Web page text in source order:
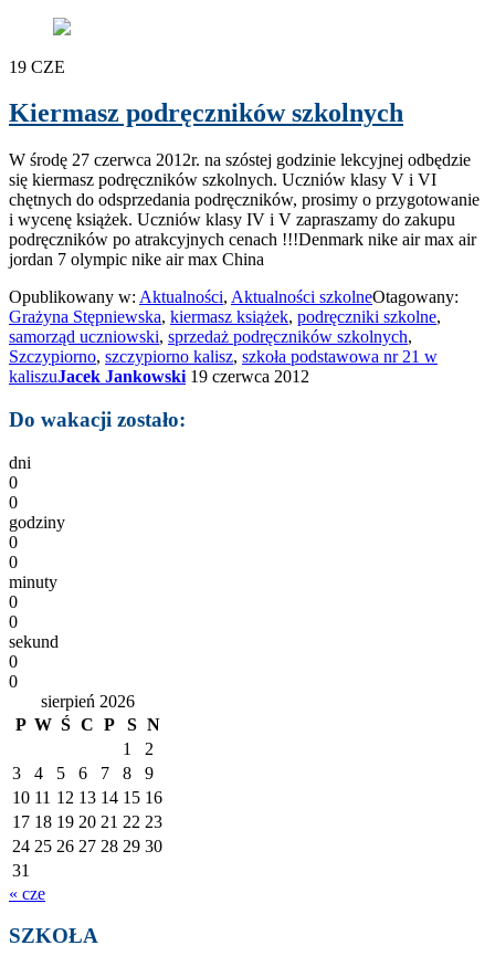
19 CZE
Kiermasz podręczników szkolnych
W środę 27 czerwca 2012r. na szóstej godzinie lekcyjnej odbędzie
się kiermasz podręczników szkolnych. Uczniów klasy V i VI
chętnych do odsprzedania podręczników, prosimy o przygotowanie
i wycenę książek. Uczniów klasy IV i V zapraszamy do zakupu
podręczników po atrakcyjnych cenach !!!Denmark nike air max air
jordan 7 olympic nike air max China
Opublikowany w: Aktualności, Aktualności szkolneOtagowany:
Grażyna Stępniewska, kiermasz książek, podręczniki szkolne,
samorząd uczniowski, sprzedaż podręczników szkolnych,
Szczypiorno, szczypiorno kalisz, szkoła podstawowa nr 21 w
kaliszuJacek Jankowski 19 czerwca 2012
Do wakacji zostało:
dni
0
0
godziny
0
0
minuty
0
0
sekund
0
0
sierpień 2026
P W Ś C P S N
1
2
3
4 5 6 7 8
9
10 11 12 13 14 15 16
17 18 19 20 21 22 23
24 25 26 27 28 29 30
31
« cze
SZKOŁA